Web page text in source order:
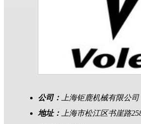
公司：
上海钜鹿机械有限公司
地址：
上海市松江区书崖路